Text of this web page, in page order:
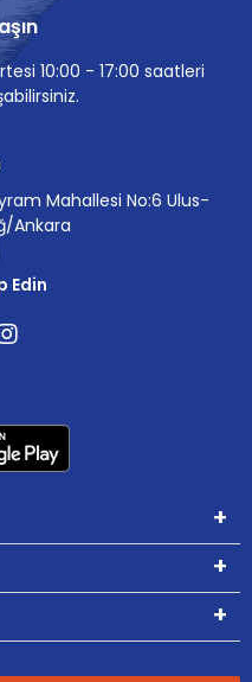
10:00 - 17:00 saatleri
Mahallesi No:6 Ulus-
Ankara
Edin